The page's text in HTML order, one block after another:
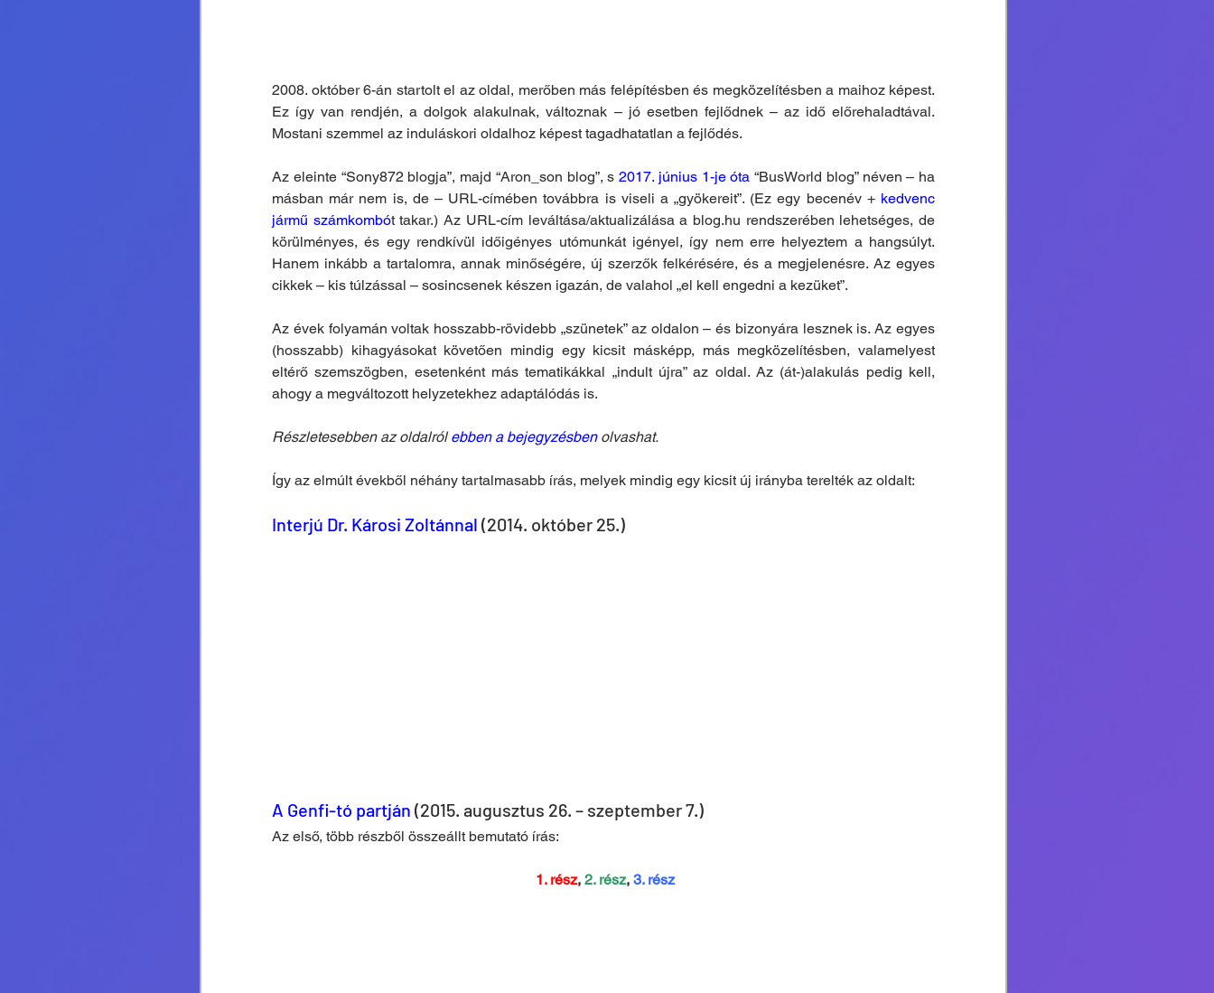
2008. október 6-án startolt el az oldal, merőben más felépítésben és megközelítésben a maihoz képest.
Ez így van rendjén, a dolgok alakulnak, változnak – jó esetben fejlődnek – az idő előrehaladtával.
Mostani szemmel az induláskori oldalhoz képest tagadhatatlan a fejlődés.
Az eleinte “Sony872 blogja”, majd “Aron_son blog”, s 2017. június 1-je óta “BusWorld blog” néven – ha
másban már nem is, de – URL-címében továbbra is viseli a „gyökereit”. (Ez egy becenév + kedvenc
jármű számkombót takar.) Az URL-cím leváltása/aktualizálása a blog.hu rendszerében lehetséges, de
körülményes, és egy rendkívül időigényes utómunkát igényel, így nem erre helyeztem a hangsúlyt.
Hanem inkább a tartalomra, annak minőségére, új szerzők felkérésére, és a megjelenésre. Az egyes
cikkek – kis túlzással – sosincsenek készen igazán, de valahol „el kell engedni a kezüket”.
Az évek folyamán voltak hosszabb-rövidebb „szünetek” az oldalon – és bizonyára lesznek is. Az egyes
(hosszabb) kihagyásokat követően mindig egy kicsit másképp, más megközelítésben, valamelyest
eltérő szemszögben, esetenként más tematikákkal „indult újra” az oldal. Az (át-)alakulás pedig kell,
ahogy a megváltozott helyzetekhez adaptálódás is.
Részletesebben az oldalról ebben a bejegyzésben olvashat.
Így az elmúlt évekből néhány tartalmasabb írás, melyek mindig egy kicsit új irányba terelték az oldalt:
Interjú Dr. Károsi Zoltánnal (2014. október 25.)
A Genfi-tó partján (2015. augusztus 26. – szeptember 7.)
Az első, több részből összeállt bemutató írás:
1. rész, 2. rész, 3. rész